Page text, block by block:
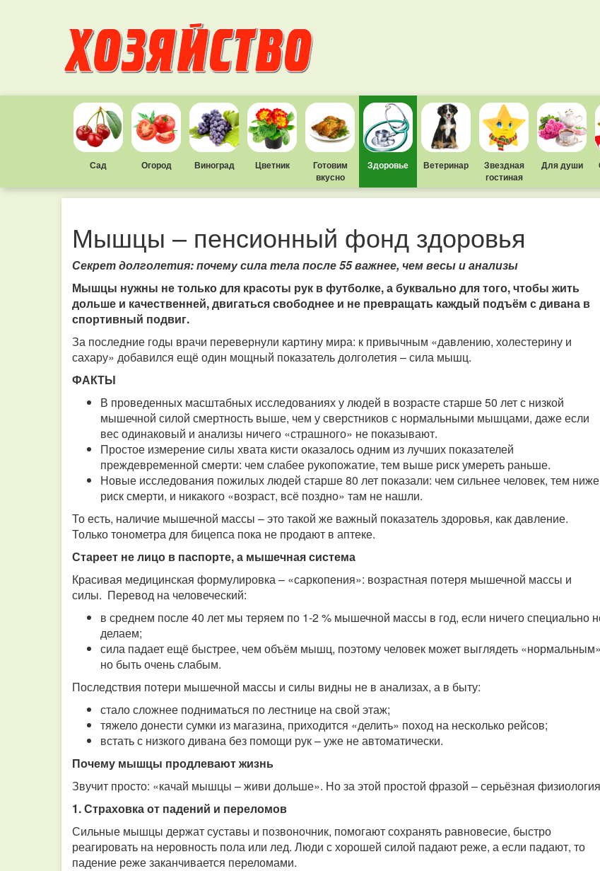
Сад Огород Виноград Цветник
Готовим
вкусно
Здоровье Ветеринар
Звездная
гостиная
Для души
Мышцы – пенсионный фонд здоровья
Секрет долголетия: почему сила тела после 55 важнее, чем весы и анализы
Мышцы нужны не только для красоты рук в футболке, а буквально для того, чтобы жить
дольше и качественней, двигаться свободнее и не превращать каждый подъём с дивана в
спортивный подвиг.
За последние годы врачи перевернули картину мира: к привычным «давлению, холестерину и
сахару» добавился ещё один мощный показатель долголетия – сила мышц.
ФАКТЫ
В проведенных масштабных исследованиях у людей в возрасте старше 50 лет с низкой
мышечной силой смертность выше, чем у сверстников с нормальными мышцами, даже если
вес одинаковый и анализы ничего «страшного» не показывают.
Простое измерение силы хвата кисти оказалось одним из лучших показателей
преждевременной смерти: чем слабее рукопожатие, тем выше риск умереть раньше.
Новые исследования пожилых людей старше 80 лет показали: чем сильнее человек, тем ниже
риск смерти, и никакого «возраст, всё поздно» там не нашли.
То есть, наличие мышечной массы – это такой же важный показатель здоровья, как давление.
Только тонометра для бицепса пока не продают в аптеке.
Стареет не лицо в паспорте, а мышечная система
Красивая медицинская формулировка – «саркопения»: возрастная потеря мышечной массы и
силы. Перевод на человеческий:
в среднем после 40 лет мы теряем по 1-2 % мышечной массы в год, если ничего специально
делаем;
сила падает ещё быстрее, чем объём мышц, поэтому человек может выглядеть
но быть очень слабым.
Последствия потери мышечной массы и силы видны не в анализах, а в быту:
стало сложнее подниматься по лестнице на свой этаж;
тяжело донести сумки из магазина, приходится «делить» поход на несколько рейсов;
встать с низкого дивана без помощи рук – уже не автоматически.
Почему мышцы продлевают жизнь
Звучит просто: «качай мышцы – живи дольше». Но за этой простой фразой – серьёзная
1. Страховка от падений и переломов
Сильные мышцы держат суставы и позвоночник, помогают сохранять равновесие, быстро
реагировать на неровность пола или лед. Люди с хорошей силой падают реже, а если падают, то
падение реже заканчивается переломами.